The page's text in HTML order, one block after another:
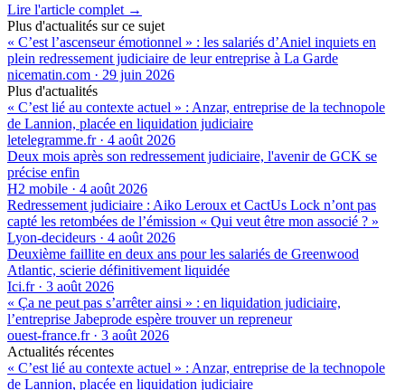
Lire l'article complet →
Plus d'actualités sur ce sujet
« C’est l’ascenseur émotionnel » : les salariés d’Aniel inquiets en
plein redressement judiciaire de leur entreprise à La Garde
nicematin.com · 29 juin 2026
Plus d'actualités
« C’est lié au contexte actuel » : Anzar, entreprise de la technopole
de Lannion, placée en liquidation judiciaire
letelegramme.fr· 4 août 2026
Deux mois après son redressement judiciaire, l'avenir de GCK se
précise enfin
H2 mobile · 4 août 2026
Redressement judiciaire : Aiko Leroux et CactUs Lock n’ont pas
capté les retombées de l’émission « Qui veut être mon associé ? »
Lyon-decideurs · 4 août 2026
Deuxième faillite en deux ans pour les salariés de Greenwood
Atlantic, scierie définitivement liquidée
Ici.fr· 3 août 2026
« Ça ne peut pas s’arrêter ainsi » : en liquidation judiciaire,
l’entreprise Jabeprode espère trouver un repreneur
ouest-france.fr· 3 août 2026
Actualités récentes
« C’est lié au contexte actuel » : Anzar, entreprise de la technopole
de Lannion, placée en liquidation judiciaire